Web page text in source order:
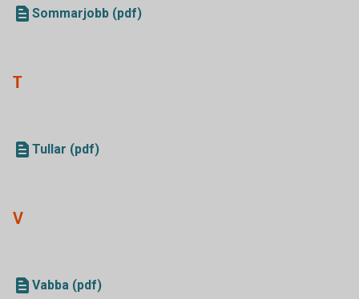
Sommarjobb (pdf)
T
Tullar (pdf)
V
Vabba (pdf)